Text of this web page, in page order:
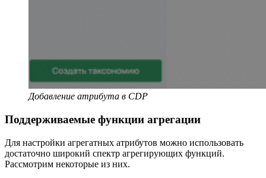
Добавление атрибута в CDP
Поддерживаемые функции агрегации
Для настройки агрегатных атрибутов можно использовать
достаточно широкий спектр агрегирующих функций.
Рассмотрим некоторые из них.